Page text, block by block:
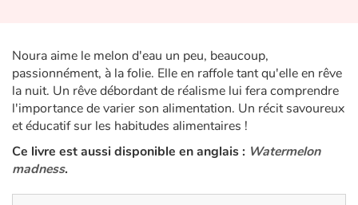
Voyage, épopée, enquête, aventure
Autour du monde
Apprentissage
Noura aime le melon d'eau un peu, beaucoup,
passionnément, à la folie. Elle en raffole tant qu'elle en rêve
la nuit. Un rêve débordant de réalisme lui fera comprendre
l'importance de varier son alimentation. Un récit savoureux
et éducatif sur les habitudes alimentaires !
Ce livre est aussi disponible en anglais : Watermelon
madness.